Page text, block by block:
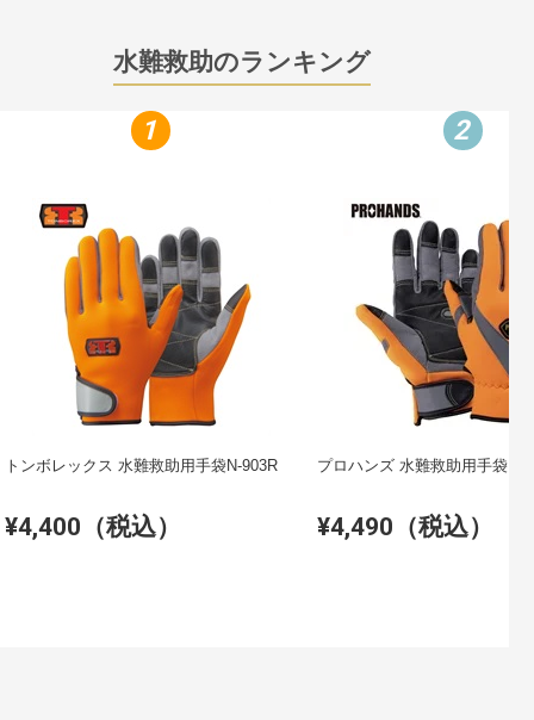
水難救助のランキング
1
トンボレックス 水難救助用手袋N-903R
¥4,400（税込）
2
¥4,490（税込）